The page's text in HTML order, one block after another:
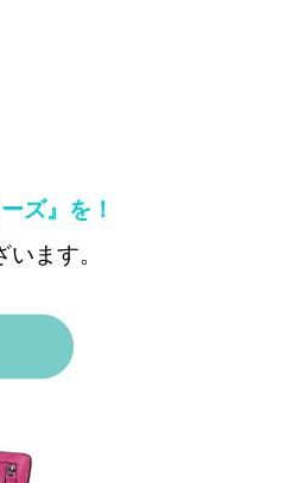
ズ』を！
ます。